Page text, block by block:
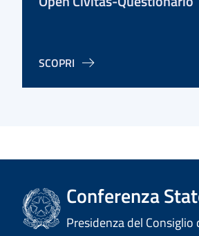
SCOPRI
Conferenza
Presidenza del